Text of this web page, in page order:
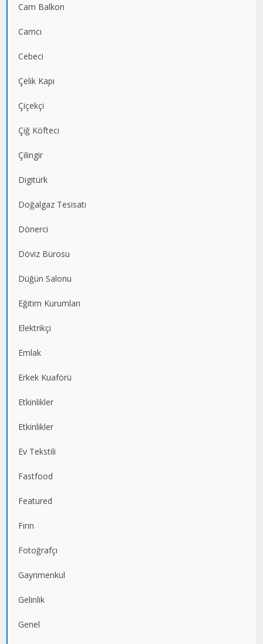
Cam Balkon
Camcı
Cebeci
Çelik Kapı
Çiçekçi
Çiğ Köfteci
Çilingir
Digitürk
Doğalgaz Tesisatı
Dönerci
Döviz Bürosu
Düğün Salonu
Eğitim Kurumları
Elektrikçi
Emlak
Erkek Kuaförü
Etkinlikler
Etkinlikler
Ev Tekstili
Fastfood
Featured
Fırın
Fotoğrafçı
Gayrimenkul
Gelinlik
Genel